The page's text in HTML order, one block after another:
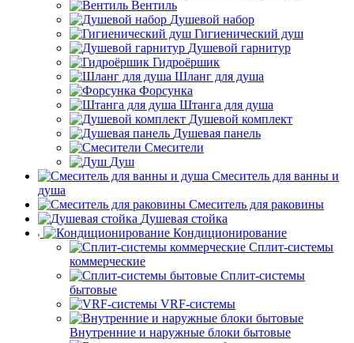
Вентиль
Душевой набор
Гигиенический душ
Душевой гарнитур
Гидроёршик
Шланг для душа
Форсунка
Штанга для душа
Душевой комплект
Душевая панель
Смесители
Душ
Смеситель для ванны и
душа
Смеситель для раковины
Душевая стойка
Кондиционирование
Сплит-системы
коммерческие
Сплит-системы
бытовые
VRF-системы
Внутренние и наружные блоки бытовые